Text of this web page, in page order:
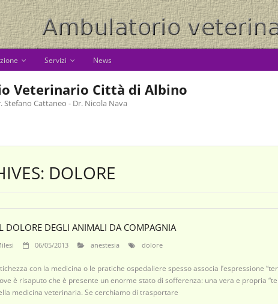
Servizi News
Veterinario Città di Albino
Stefano Cattaneo - Dr. Nicola Nava
DOLORE
DOLORE DEGLI ANIMALI DA COMPAGNIA
06/05/2013 anestesia dolore
con la medicina o le pratiche ospedaliere spesso associa l’espressione
è risaputo che è presente un enorme stato di sofferenza: una vera e propria
medicina veterinaria. Se cerchiamo di trasportare